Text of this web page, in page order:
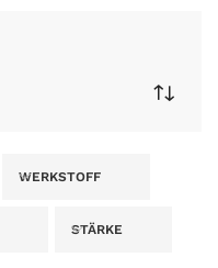
WERKSTOFF
STÄRKE